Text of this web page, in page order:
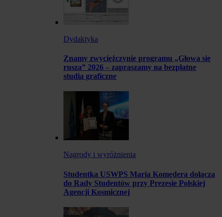
Dydaktyka
Znamy zwyciężczynie programu „Głowa się
rusza” 2026 – zapraszamy na bezpłatne
studia graficzne
Nagrody i wyróżnienia
Studentka USWPS Maria Komędera dołącza
do Rady Studentów przy Prezesie Polskiej
Agencji Kosmicznej